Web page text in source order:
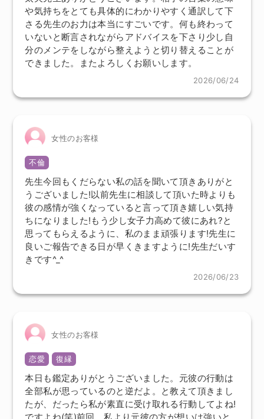
や気持ちをとても具体的にわかりやすく通訳して下
さる先生のお力は本当にすごいです。何も終わって
いないと断言されながらアドバイスを下さり少し自
分のメンテをしながら整えようと切り替えることが
できました。またよろしくお願いします。
2026/06/24
女性のお客様
不倫
先生今回もくだらない私の話を聞いて頂きありがと
うございました!以前先生に相談して頂いた時よりも
彼の感情が強くなっていると言って頂き嬉しい気持
ちになりました!もう少し女子力高めて彼にあれ?と
思ってもらえるように、私のまま頑張ります!先生に
良いご報告できる日が早くきますように!先生だいす
きです^_^
2026/06/23
女性のお客様
恋愛 復縁
本日も鑑定ありがとうございました。元彼の行動は
全部私が思っているのと逆だよ。と教えて頂きまし
たが、だったら私が素直に受け取れる行動してよね!